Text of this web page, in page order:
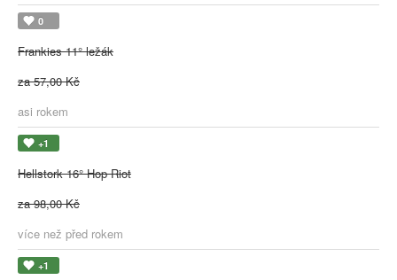
0
Frankies 11° ležák
za 57,00 Kč
asi rokem
+1
Hellstork 16° Hop Riot
za 98,00 Kč
více než před rokem
+1